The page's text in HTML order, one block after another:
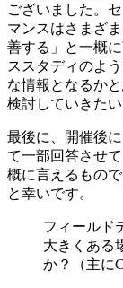
ございました。
マンスはさまざ
善する」と一概
ススタディのよ
な情報となるか
検討していきたい
最後に、開催後
て一部回答させ
概に言えるもの
と幸いです。
フィールド
大きくある
か？（主に